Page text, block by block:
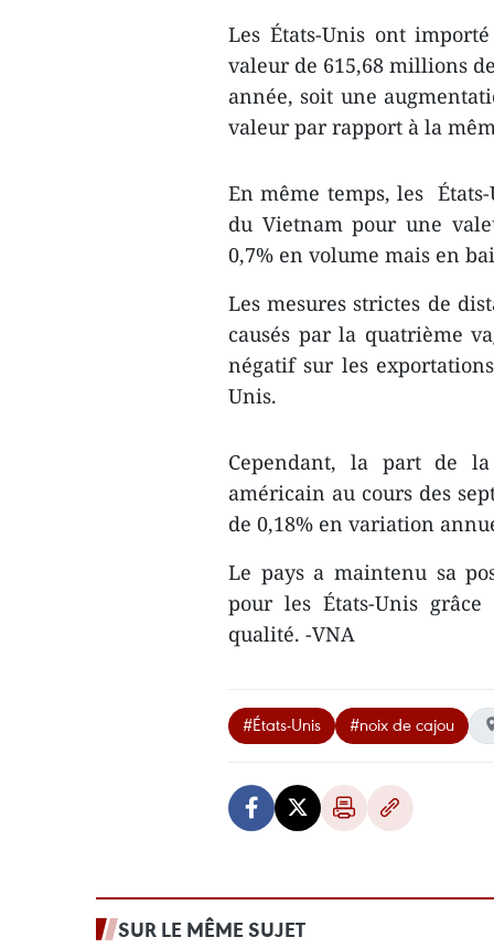
Les États-Unis ont
valeur de 615,68 millions
année, soit une
valeur par rapport à la
En même temps, les
du Vietnam pour une
0,7% en volume mais en
Les mesures strictes de
causés par la quatrième
négatif sur les
Unis.
Cependant, la part de
américain au cours des
de 0,18% en variation
Le pays a maintenu sa
pour les États-Unis
qualité. -VNA
#États-Unis #noix de cajou
SUR LE MÊME SUJET